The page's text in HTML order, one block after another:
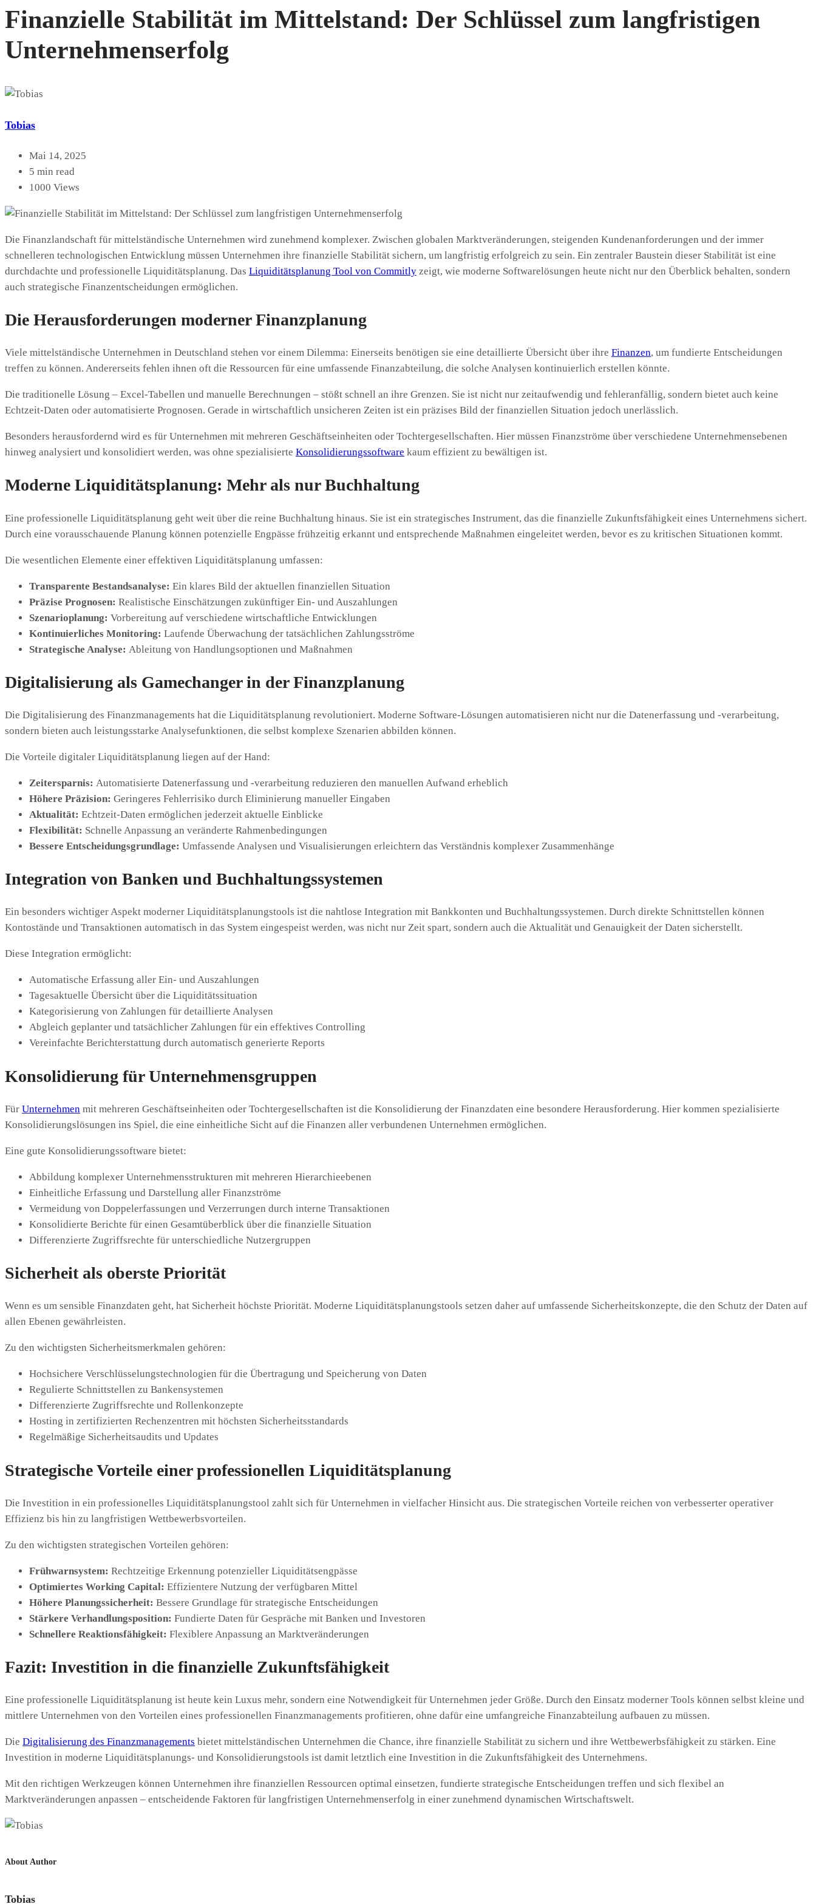
Finanzielle Stabilität im Mittelstand: Der Schlüssel zum langfristigen
Unternehmenserfolg
Tobias
Mai 14, 2025
5 min read
1000 Views
Die Finanzlandschaft für mittelständische Unternehmen wird zunehmend komplexer. Zwischen globalen Marktveränderungen, steigenden Kundenanforderungen und der immer
schnelleren technologischen Entwicklung müssen Unternehmen ihre finanzielle Stabilität sichern, um langfristig erfolgreich zu sein. Ein zentraler Baustein dieser Stabilität ist eine
durchdachte und professionelle Liquiditätsplanung. Das Liquiditätsplanung Tool von Commitly zeigt, wie moderne Softwarelösungen heute nicht nur den Überblick behalten, sondern
auch strategische Finanzentscheidungen ermöglichen.
Die Herausforderungen moderner Finanzplanung
Viele mittelständische Unternehmen in Deutschland stehen vor einem Dilemma: Einerseits benötigen sie eine detaillierte Übersicht über ihre Finanzen, um fundierte Entscheidungen
treffen zu können. Andererseits fehlen ihnen oft die Ressourcen für eine umfassende Finanzabteilung, die solche Analysen kontinuierlich erstellen könnte.
Die traditionelle Lösung – Excel-Tabellen und manuelle Berechnungen – stößt schnell an ihre Grenzen. Sie ist nicht nur zeitaufwendig und fehleranfällig, sondern bietet auch keine
Echtzeit-Daten oder automatisierte Prognosen. Gerade in wirtschaftlich unsicheren Zeiten ist ein präzises Bild der finanziellen Situation jedoch unerlässlich.
Besonders herausfordernd wird es für Unternehmen mit mehreren Geschäftseinheiten oder Tochtergesellschaften. Hier müssen Finanzströme über verschiedene Unternehmensebenen
hinweg analysiert und konsolidiert werden, was ohne spezialisierte Konsolidierungssoftware kaum effizient zu bewältigen ist.
Moderne Liquiditätsplanung: Mehr als nur Buchhaltung
Eine professionelle Liquiditätsplanung geht weit über die reine Buchhaltung hinaus. Sie ist ein strategisches Instrument, das die finanzielle Zukunftsfähigkeit eines Unternehmens sichert.
Durch eine vorausschauende Planung können potenzielle Engpässe frühzeitig erkannt und entsprechende Maßnahmen eingeleitet werden, bevor es zu kritischen Situationen kommt.
Die wesentlichen Elemente einer effektiven Liquiditätsplanung umfassen:
Transparente Bestandsanalyse: Ein klares Bild der aktuellen finanziellen Situation
Präzise Prognosen: Realistische Einschätzungen zukünftiger Ein- und Auszahlungen
Szenarioplanung: Vorbereitung auf verschiedene wirtschaftliche Entwicklungen
Kontinuierliches Monitoring: Laufende Überwachung der tatsächlichen Zahlungsströme
Strategische Analyse: Ableitung von Handlungsoptionen und Maßnahmen
Digitalisierung als Gamechanger in der Finanzplanung
Die Digitalisierung des Finanzmanagements hat die Liquiditätsplanung revolutioniert. Moderne Software-Lösungen automatisieren nicht nur die Datenerfassung und -verarbeitung,
sondern bieten auch leistungsstarke Analysefunktionen, die selbst komplexe Szenarien abbilden können.
Die Vorteile digitaler Liquiditätsplanung liegen auf der Hand:
Zeitersparnis: Automatisierte Datenerfassung und -verarbeitung reduzieren den manuellen Aufwand erheblich
Höhere Präzision: Geringeres Fehlerrisiko durch Eliminierung manueller Eingaben
Aktualität: Echtzeit-Daten ermöglichen jederzeit aktuelle Einblicke
Flexibilität: Schnelle Anpassung an veränderte Rahmenbedingungen
Bessere Entscheidungsgrundlage: Umfassende Analysen und Visualisierungen erleichtern das Verständnis komplexer Zusammenhänge
Integration von Banken und Buchhaltungssystemen
Ein besonders wichtiger Aspekt moderner Liquiditätsplanungstools ist die nahtlose Integration mit Bankkonten und Buchhaltungssystemen. Durch direkte Schnittstellen können
Kontostände und Transaktionen automatisch in das System eingespeist werden, was nicht nur Zeit spart, sondern auch die Aktualität und Genauigkeit der Daten sicherstellt.
Diese Integration ermöglicht:
Automatische Erfassung aller Ein- und Auszahlungen
Tagesaktuelle Übersicht über die Liquiditätssituation
Kategorisierung von Zahlungen für detaillierte Analysen
Abgleich geplanter und tatsächlicher Zahlungen für ein effektives Controlling
Vereinfachte Berichterstattung durch automatisch generierte Reports
Konsolidierung für Unternehmensgruppen
Für Unternehmen mit mehreren Geschäftseinheiten oder Tochtergesellschaften ist die Konsolidierung der Finanzdaten eine besondere Herausforderung. Hier kommen spezialisierte
Konsolidierungslösungen ins Spiel, die eine einheitliche Sicht auf die Finanzen aller verbundenen Unternehmen ermöglichen.
Eine gute Konsolidierungssoftware bietet:
Abbildung komplexer Unternehmensstrukturen mit mehreren Hierarchieebenen
Einheitliche Erfassung und Darstellung aller Finanzströme
Vermeidung von Doppelerfassungen und Verzerrungen durch interne Transaktionen
Konsolidierte Berichte für einen Gesamtüberblick über die finanzielle Situation
Differenzierte Zugriffsrechte für unterschiedliche Nutzergruppen
Sicherheit als oberste Priorität
Wenn es um sensible Finanzdaten geht, hat Sicherheit höchste Priorität. Moderne Liquiditätsplanungstools setzen daher auf umfassende Sicherheitskonzepte, die den Schutz der Daten auf
allen Ebenen gewährleisten.
Zu den wichtigsten Sicherheitsmerkmalen gehören:
Hochsichere Verschlüsselungstechnologien für die Übertragung und Speicherung von Daten
Regulierte Schnittstellen zu Bankensystemen
Differenzierte Zugriffsrechte und Rollenkonzepte
Hosting in zertifizierten Rechenzentren mit höchsten Sicherheitsstandards
Regelmäßige Sicherheitsaudits und Updates
Strategische Vorteile einer professionellen Liquiditätsplanung
Die Investition in ein professionelles Liquiditätsplanungstool zahlt sich für Unternehmen in vielfacher Hinsicht aus. Die strategischen Vorteile reichen von verbesserter operativer
Effizienz bis hin zu langfristigen Wettbewerbsvorteilen.
Zu den wichtigsten strategischen Vorteilen gehören:
Frühwarnsystem: Rechtzeitige Erkennung potenzieller Liquiditätsengpässe
Optimiertes Working Capital: Effizientere Nutzung der verfügbaren Mittel
Höhere Planungssicherheit: Bessere Grundlage für strategische Entscheidungen
Stärkere Verhandlungsposition: Fundierte Daten für Gespräche mit Banken und Investoren
Schnellere Reaktionsfähigkeit: Flexiblere Anpassung an Marktveränderungen
Fazit: Investition in die finanzielle Zukunftsfähigkeit
Eine professionelle Liquiditätsplanung ist heute kein Luxus mehr, sondern eine Notwendigkeit für Unternehmen jeder Größe. Durch den Einsatz moderner Tools können selbst kleine und
mittlere Unternehmen von den Vorteilen eines professionellen Finanzmanagements profitieren, ohne dafür eine umfangreiche Finanzabteilung aufbauen zu müssen.
Die Digitalisierung des Finanzmanagements bietet mittelständischen Unternehmen die Chance, ihre finanzielle Stabilität zu sichern und ihre Wettbewerbsfähigkeit zu stärken. Eine
Investition in moderne Liquiditätsplanungs- und Konsolidierungstools ist damit letztlich eine Investition in die Zukunftsfähigkeit des Unternehmens.
Mit den richtigen Werkzeugen können Unternehmen ihre finanziellen Ressourcen optimal einsetzen, fundierte strategische Entscheidungen treffen und sich flexibel an
Marktveränderungen anpassen – entscheidende Faktoren für langfristigen Unternehmenserfolg in einer zunehmend dynamischen Wirtschaftswelt.
About Author
Tobias